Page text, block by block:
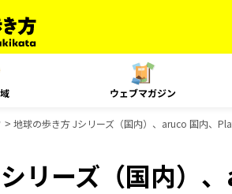
ウェブマガジン
地球の歩き方 Jシリーズ（国内）、aruco 国内、
リーズ（国内）